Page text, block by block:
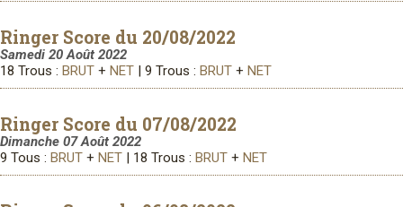
Ringer Score du 20/08/2022
Samedi 20 Août 2022
18 Trous : BRUT + NET | 9 Trous : BRUT + NET
Ringer Score du 07/08/2022
Dimanche 07 Août 2022
9 Tous : BRUT + NET | 18 Trous : BRUT + NET